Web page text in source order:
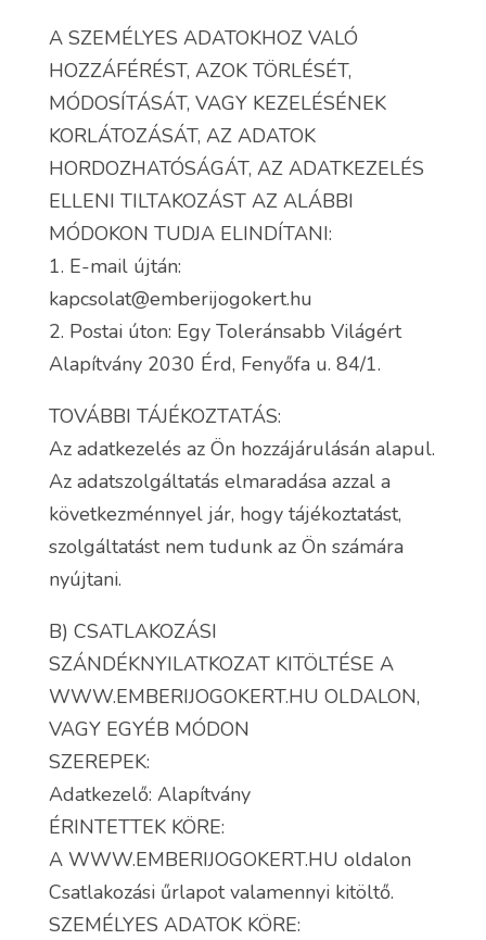
A SZEMÉLYES ADATOKHOZ VALÓ
HOZZÁFÉRÉST, AZOK TÖRLÉSÉT,
MÓDOSÍTÁSÁT, VAGY KEZELÉSÉNEK
KORLÁTOZÁSÁT, AZ ADATOK
HORDOZHATÓSÁGÁT, AZ ADATKEZELÉS
ELLENI TILTAKOZÁST AZ ALÁBBI
MÓDOKON TUDJA ELINDÍTANI:
1. E-mail újtán:
kapcsolat@emberijogokert.hu
2. Postai úton: Egy Toleránsabb Világért
Alapítvány 2030 Érd, Fenyőfa u. 84/1.
TOVÁBBI TÁJÉKOZTATÁS:
Az adatkezelés az Ön hozzájárulásán alapul.
Az adatszolgáltatás elmaradása azzal a
következménnyel jár, hogy tájékoztatást,
szolgáltatást nem tudunk az Ön számára
nyújtani.
B) CSATLAKOZÁSI
SZÁNDÉKNYILATKOZAT KITÖLTÉSE A
WWW.EMBERIJOGOKERT.HU OLDALON,
VAGY EGYÉB MÓDON
SZEREPEK:
Adatkezelő: Alapítvány
ÉRINTETTEK KÖRE:
A WWW.EMBERIJOGOKERT.HU oldalon
Csatlakozási űrlapot valamennyi kitöltő.
SZEMÉLYES ADATOK KÖRE: